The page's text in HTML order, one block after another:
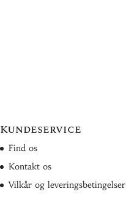
Kundeservice
Find os
Kontakt os
Vilkår og leveringsbetingelser